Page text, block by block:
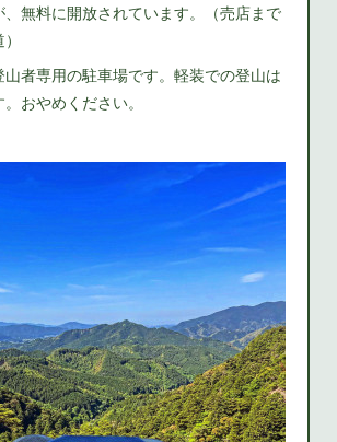
無料に開放されています。（売店まで
者専用の駐車場です。軽装での登山は
おやめください。